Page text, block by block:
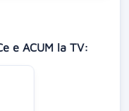
e ACUM la TV: